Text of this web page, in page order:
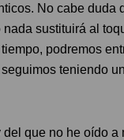
No cabe duda
sustituirá al
podremos
teniendo
que no he oído